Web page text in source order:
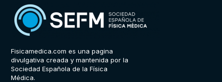
Fisicamedica.com es una pagina
divulgativa creada y mantenida por la
Sociedad Española de la Física
Médica.